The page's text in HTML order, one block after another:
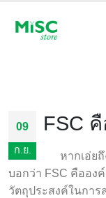
09
ก.ย.
FSC
หากเอ่ยถึ
บอกว่า FSC คืออง
วัตถุประสงค์ในกา